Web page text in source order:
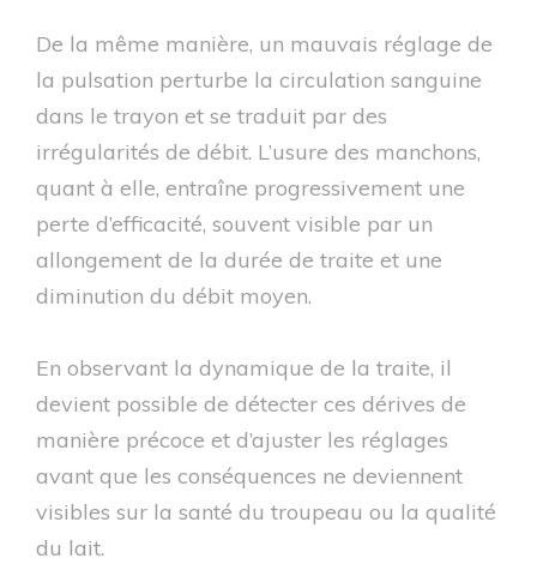
De la même manière, un mauvais réglage de
la pulsation perturbe la circulation sanguine
dans le trayon et se traduit par des
irrégularités de débit. L’usure des manchons,
quant à elle, entraîne progressivement une
perte d’efficacité, souvent visible par un
allongement de la durée de traite et une
diminution du débit moyen.
En observant la dynamique de la traite, il
devient possible de détecter ces dérives de
manière précoce et d’ajuster les réglages
avant que les conséquences ne deviennent
visibles sur la santé du troupeau ou la qualité
du lait.